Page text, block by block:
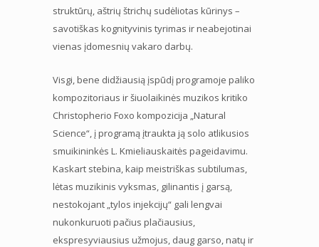
struktūrų, aštrių štrichų sudėliotas kūrinys –
savotiškas kognityvinis tyrimas ir neabejotinai
vienas įdomesnių vakaro darbų.
Visgi, bene didžiausią įspūdį programoje paliko
kompozitoriaus ir šiuolaikinės muzikos kritiko
Christopherio Foxo kompozicija „Natural
Science“, į programą įtraukta ją solo atlikusios
smuikininkės L. Kmieliauskaitės pageidavimu.
Kaskart stebina, kaip meistriškas subtilumas,
lėtas muzikinis vyksmas, gilinantis į garsą,
nestokojant „tylos injekcijų“ gali lengvai
nukonkuruoti pačius plačiausius,
ekspresyviausius užmojus, daug garso, natų ir